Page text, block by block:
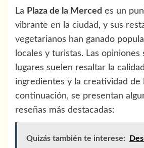
La Plaza de la Merced es un
vibrante en la ciudad, y sus
vegetarianos han ganado
locales y turistas. Las opiniones
lugares suelen resaltar la
ingredientes y la creatividad de
continuación, se presentan
reseñas más destacadas:
Quizás también te interese: